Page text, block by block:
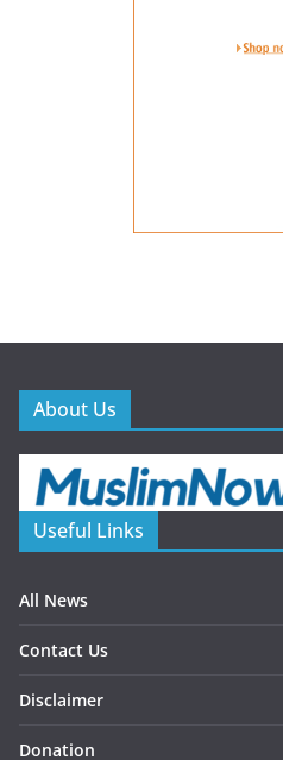
About Us
Useful Links
All News
Contact Us
Disclaimer
Donation